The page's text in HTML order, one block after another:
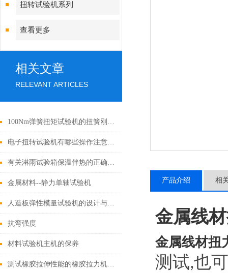
扭转试验机系列
查看更多
相关文章
RELEVANT ARTICLES
100Nm弹簧扭矩试验机的扭簧刚度测定方法
电子扭转试验机有哪些操作注意事项？
有关淋雨试验箱保温伴热的正确做法
金属材料--静力单轴试验机
人造板弹性模量试验机的设计与性能优化
抗弯强度
材料试验机主机的保养
测试橡胶拉伸性能的橡胶拉力机需具备的四大条件
产品介绍 相
金属线
金属线材扭
测试,也